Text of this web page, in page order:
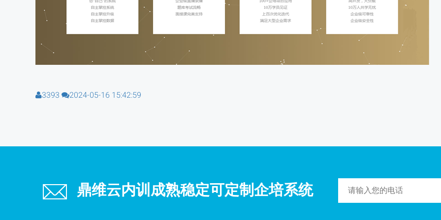
3393 2024-05-16 15:42:59
鼎维云内训成熟稳定可定制企培系统